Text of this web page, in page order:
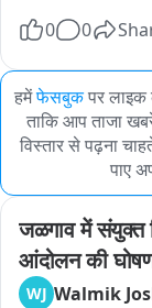
0
0
हमेंफेसबुकपर
ताकि आप ताजा
विस्तार से पढ़ना
पाए
जळगाव में संयुक्त
आंदोलन की
WJ Walmik